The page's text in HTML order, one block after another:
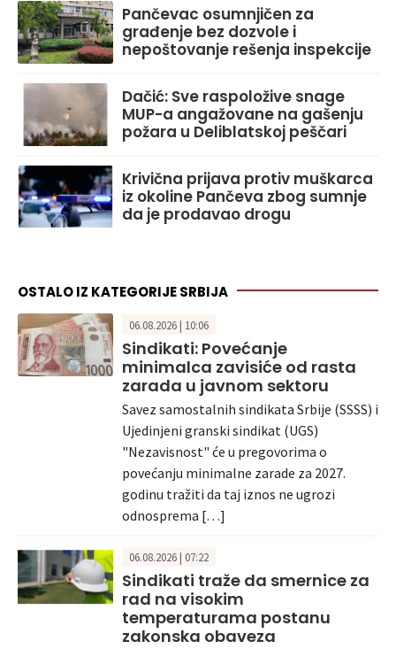
Pančevac osumnjičen za
građenje bez dozvole i
nepoštovanje rešenja inspekcije
Dačić: Sve raspoložive snage
MUP-a angažovane na gašenju
požara u Deliblatskoj peščari
Krivična prijava protiv muškarca
iz okoline Pančeva zbog sumnje
da je prodavao drogu
OSTALO IZ KATEGORIJE SRBIJA
06.08.2026 | 10:06
Sindikati: Povećanje
minimalca zavisiće od rasta
zarada u javnom sektoru
Savez samostalnih sindikata Srbije (SSSS) i
Ujedinjeni granski sindikat (UGS)
"Nezavisnost" će u pregovorima o
povećanju minimalne zarade za 2027.
godinu tražiti da taj iznos ne ugrozi
odnosprema […]
06.08.2026 | 07:22
Sindikati traže da smernice za
rad na visokim
temperaturama postanu
zakonska obaveza